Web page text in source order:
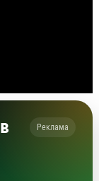
Реклама